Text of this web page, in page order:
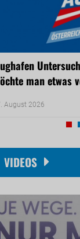
man etwas
August 2026
VIDEOS